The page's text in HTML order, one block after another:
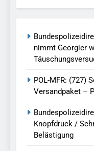
nimmt Georgier
POL-MFR: (727)
Versandpaket –
Knopfdruck /
Belästigung